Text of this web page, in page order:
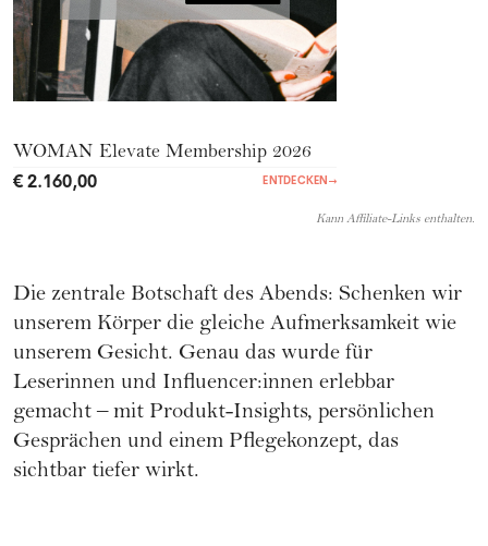
WOMAN Elevate Membership 2026
€ 2.160,00 ENTDECKEN→
Kann Affiliate-Links enthalten.
Die zentrale Botschaft des Abends: Schenken wir
unserem Körper die gleiche Aufmerksamkeit wie
unserem Gesicht. Genau das wurde für
Leserinnen und Influencer:innen erlebbar
gemacht – mit Produkt-Insights, persönlichen
Gesprächen und einem Pflegekonzept, das
sichtbar tiefer wirkt.